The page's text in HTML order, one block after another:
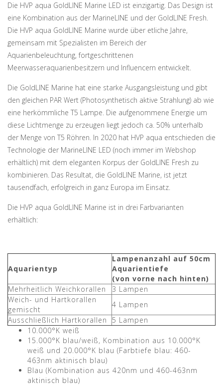
Die HVP aqua GoldLINE Marine LED ist einzigartig. Das Design ist
eine Kombination aus der MarineLINE und der GoldLINE Fresh.
Die HVP aqua GoldLINE Marine wurde über etliche Jahre,
gemeinsam mit Spezialisten im Bereich der
Aquarienbeleuchtung, fortgeschrittenen
Meerwasseraquarienbesitzern und Influencern entwickelt.
Die GoldLINE Marine hat eine starke Ausgangsleistung und gibt
den gleichen PAR Wert (Photosynthetisch aktive Strahlung) ab wie
eine herkömmliche T5 Lampe. Die aufgenommene Energie um
diese Lichtmenge zu erzeugen liegt jedoch ca. 50% unterhalb
der Menge von T5 Röhren. In 2020 hat HVP aqua entschieden die
Technologie der MarineLINE LED (noch immer im Webshop
erhältlich) mit dem eleganten Korpus der GoldLINE Fresh zu
kombinieren. Das Resultat, die GoldLINE Marine, ist jetzt
tausendfach, erfolgreich in ganz Europa im Einsatz.
Die HVP aqua GoldLINE Marine ist in drei Farbvarianten
erhältlich:
Aquarientyp
Lampenanzahl auf 50cm
Aquarientiefe
(von vorne nach hinten)
Mehrheitlich Weichkorallen
3 Lampen
Weich- und Hartkorallen
gemischt
4 Lampen
Ausschließlich Hartkorallen
5 Lampen
10.000°K weiß
15.000°K blau/weiß, Kombination aus 10.000°K
weiß und 20.000°K blau (Farbtiefe blau: 460-
463nm aktinisch blau)
Blau (Kombination aus 420nm und 460-463nm
aktinisch blau)